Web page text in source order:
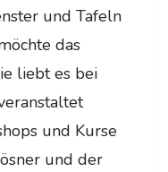
und Tafeln
das
liebt es bei
und Kurse
und der